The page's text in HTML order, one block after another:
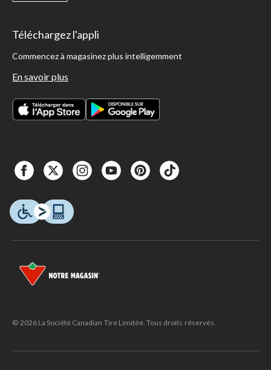
Téléchargez l'appli
Commencez à magasinez plus intelligemment
En savoir plus
© 2026 La Société Canadian Tire Limitée. Tous droits réservés.